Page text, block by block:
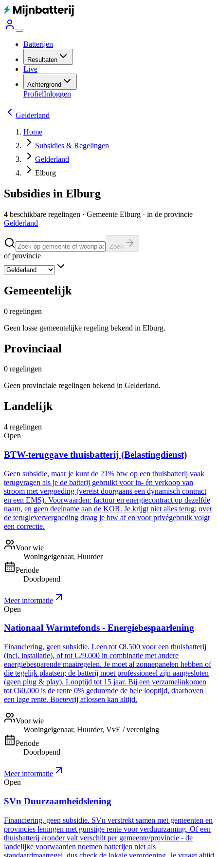
Batterijen
Resultaten
Live
Achtergrond
ProfielInloggen
Gelderland
Home
Subsidies & Regelingen
Gelderland
Elburg
Subsidies in Elburg
4 beschikbare regelingen · Gemeente Elburg · in de provincie
Gelderland
Zoek
of provincie
Gemeentelijk
0 regelingen
Geen losse gemeentelijke regeling bekend in Elburg.
Provinciaal
0 regelingen
Geen provinciale regelingen bekend in Gelderland.
Landelijk
4 regelingen
Open
BTW-teruggave thuisbatterij (Belastingdienst)
Geen subsidie, maar je kunt de 21% btw op een thuisbatterij vaak
terugvragen als je de batterij gebruikt voor in- én verkoop van
stroom met vergoeding (vereist doorgaans een dynamisch contract
en een EMS). Voorwaarden: factuur en energiecontract op dezelfde
naam, en geen deelname aan de KOR. Je krijgt niet alles terug; over
de terugleververgoeding draag je btw af en voor privégebruik volgt
een correctie.
Voor wie
Woningeigenaar, Huurder
Periode
Doorlopend
Meer informatie
Open
Nationaal Warmtefonds - Energiebespaarlening
Financiering, geen subsidie. Leen tot €8.500 voor een thuisbatterij
(incl. installatie), of tot €29.000 in combinatie met andere
energiebesparende maatregelen. Je moet al zonnepanelen hebben of
die tegelijk plaatsen; de batterij moet professioneel zijn aangesloten
(geen plug & play). Looptijd tot 15 jaar. Bij een verzamelinkomen
tot €60.000 is de rente 0% gedurende de hele looptijd, daarboven
een lage rente. Boetevrij aflossen kan altijd.
Voor wie
Woningeigenaar, Huurder, VvE / vereniging
Periode
Doorlopend
Meer informatie
Open
SVn Duurzaamheidslening
Financiering, geen subsidie. SVn verstrekt samen met gemeenten en
provincies leningen met gunstige rente voor verduurzaming. Of een
thuisbatterij eronder valt verschilt per gemeente/provincie - de
landelijke voorwaarden noemen batterijen niet als
standaardmaatregel, dus check de lokale verordening. Je vraagt altijd